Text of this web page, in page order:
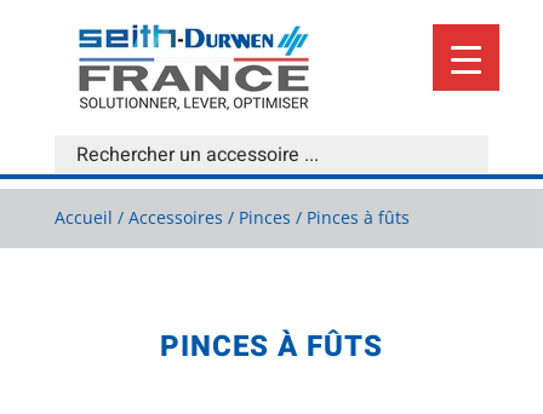
Accueil / Accessoires / Pinces / Pinces à fûts
PINCES À FÛTS